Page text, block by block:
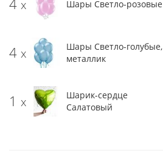
4 x Шары Светло-розовые
4 x
Шары Светло-голубые,
металлик
1 x
Шарик-сердце
Салатовый